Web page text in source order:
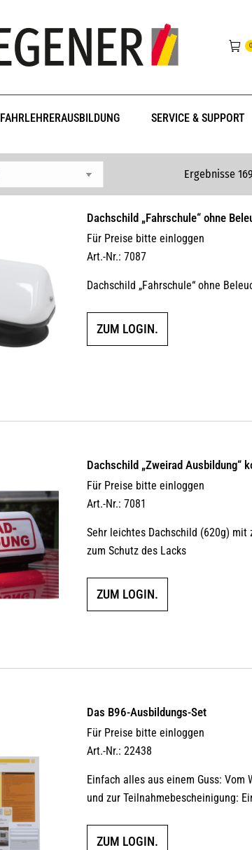
0
FAHRLEHRERAUSBILDUNG SERVICE & SUPPORT
Ergebnisse
Dachschild „Fahrschule“ ohne
Für Preise bitte einloggen
Art.-Nr.: 7087
Dachschild „Fahrschule“ ohne
ZUM LOGIN.
Dachschild „Zweirad Ausbildung“
Für Preise bitte einloggen
Art.-Nr.: 7081
Sehr leichtes Dachschild (620g)
zum Schutz des Lacks
ZUM LOGIN.
Das B96-Ausbildungs-Set
Für Preise bitte einloggen
Art.-Nr.: 22438
Einfach alles aus einem Guss: Vom
und zur Teilnahmebescheinigung:
ZUM LOGIN.